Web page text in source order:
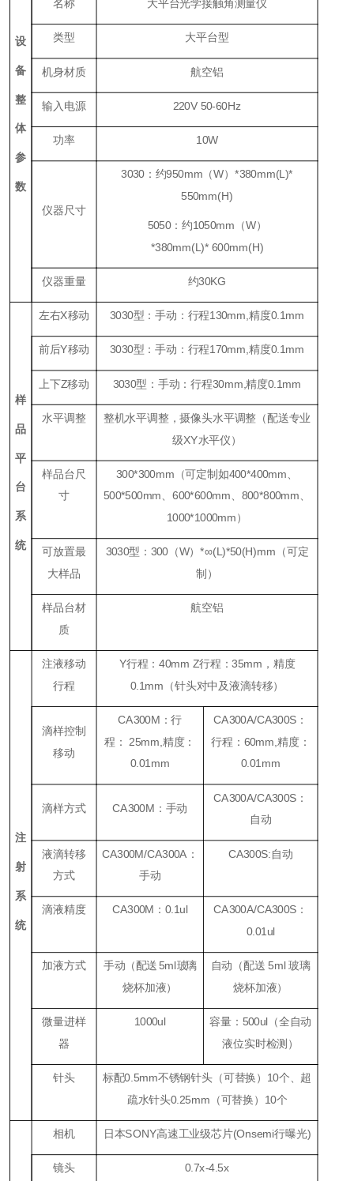
设
备
整
体
参
数
名称 大平台光学接触角测量仪
类型 大平台型
机身材质 航空铝
输入电源 220V 50-60Hz
功率 10W
仪器尺寸
3030：约950mm （W）*380mm(L)*
550mm(H)
5050：约1050mm （W）
*380mm(L)*600mm(H)
仪器重量 约30KG
样
品
平
台
系
统
左右X移动 3030型：手动：行程130mm, 精度0. 1mm
前后Y移动 3030型：手动：行程170mm, 精度0. 1mm
上下Z移动 3030型：手动：行程30mm,精度0.1mm
水平调整
整机水平调整，摄像头水平调整（配送专业
级XY水平仪）
样品台尺
寸
300*300mm （可定制如400*400mm
500*500mm、600*600mm、800*800mm、
1000*1000mm）
可放置最
大样品
3030型： 300（W）*∞(L)*50(H)mm （可定
制）
样品台材
质
航空铝
注
射
系
统
注液移动
行程
Y行程：40mm Z行程：35mm ，精度
0.1mm （针头对中及液滴转移）
滴样控制
移动
CA300M ：行
程： 25mm, 精度：
0.01mm
CA300A/CA300S ：
行程： 60mm, 精度：
0.01mm
滴样方式 CA300M ：手动
CA300A/CA300S ：
自动
液滴转移
方式
CA300M/CA300A ：
手动
CA300S:自动
滴液精度 CA300M ：0.1ul CA300A/CA300S ：
0.01ul
加液方式 手动（配送 5ml玻璃
烧杯加液）
自动（配送 5ml玻璃
烧杯加液）
微量进样
器
1000ul 容量： 500ul（全自动
液位实时检测）
针头 标配0.5mm不锈钢针头（可替换） 10个、超
疏水针头0.25mm （可替换） 10个
相机 日本SONY高速工业级芯片(Onsemi行曝光)
镜头 0.7x-4.5x